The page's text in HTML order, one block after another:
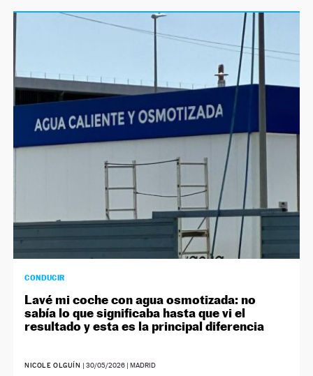
CONDUCIR
Lavé mi coche con agua osmotizada: no
sabía lo que significaba hasta que vi el
resultado y esta es la principal diferencia
NICOLE OLGUÍN | 30/05/2026| MADRID